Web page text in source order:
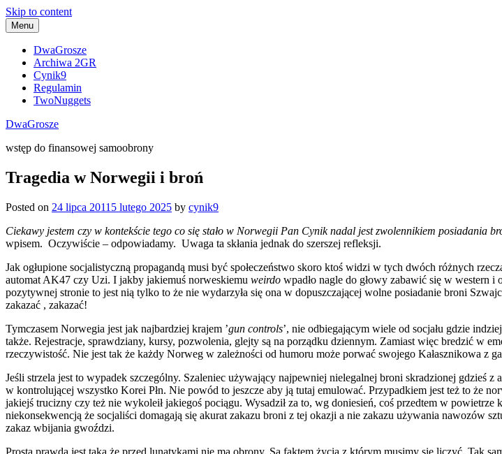
Skip to content
Menu
DwaGrosze
Archiwa 2GR
Cynik9
Regulamin
TwoNuggets
DwaGrosze
wstęp do finansowej samoobrony
Tragedia w Norwegii i broń
Posted on 24 lipca 2011 5 lutego 2025 by cynik9
Ciekawy jestem czy w kontekście tego co się stało w Norwegii Pan Cynik nadal jest zwolennikiem posiadania
wpisem. Oczywiście – odpowiadamy. Uwaga ta skłania jednak do szerszej refleksji.
Jak ogłupione socjalistyczną propagandą musi być społeczeństwo skoro ktoś widzi w tych dwóch różnych
automat AK47 czy Uzi. I jakby jakiemuś norweskiemu weirdo wpadło nagle do głowy zabawić się w western
pozytywnej stronie to jest nią tylko to że nie wydarzyła się ona w dopuszczającej wolne posiadanie broni
zakazać , zakazać!
Tymczasem Norwegia jest jak najbardziej krajem ’gun controls’, nie odbiegającym wiele od socjału gdzie
także. Rejestracje, sprawdziany, kursy, pozwolenia, glejty są na porządku dziennym. Zamiast więc bredzić w
rzeczywistość. Nie jest tak że każdy Norweg w zależności od humoru może porwać swojego Kałasznikowa z
Jeśli strzela jest to wypadek szczególny. Szaleniec używający najpewniej nielegalnej broni skradzionej
w kontrolującej wszystko Korei Płn. Nie powód to jeszcze aby ją tutaj emulować. Przypadkiem jest też to że
jakiejś trucizny czy też nie wykoleił jakiegoś pociągu. Wysadził za to, wg doniesień, coś przedtem w
niekonsekwencją że socjaliści domagają się akurat zakazu broni z tej okazji a nie zakazu używania nawozów
zakaz wbijania gwoździ.
Prosta prawda jest taka że przed lunatykami nie ma obrony. Są faktem życia z którym musimy się liczyć. Tak